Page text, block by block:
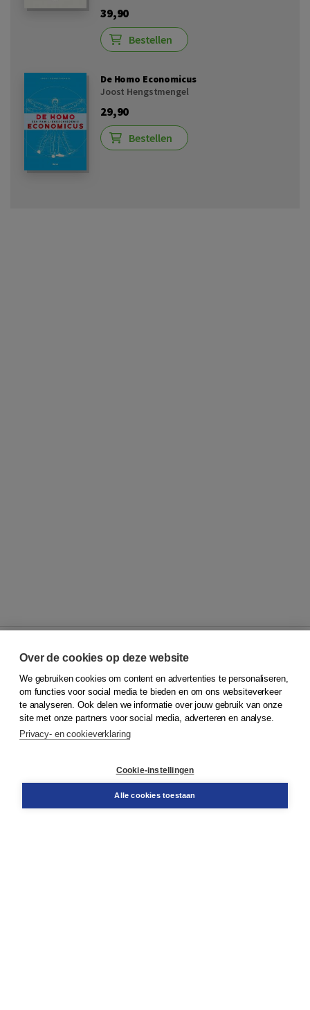
39,90
Bestellen
De Homo Economicus
Joost Hengstmengel
29,90
Bestellen
© 2026Koninklijke Boom uitgevers
Klantenservice
Service & informatie
Contact
Over de cookies op deze website
We gebruiken cookies om content en advertenties te personaliseren,
om functies voor social media te bieden en om ons websiteverkeer
te analyseren. Ook delen we informatie over jouw gebruik van onze
site met onze partners voor social media, adverteren en analyse.
Privacy- en cookieverklaring
Cookie-instellingen
Alle cookies toestaan